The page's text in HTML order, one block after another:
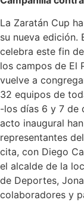
La Zaratán Cup
su nueva
celebra este fin
los campos de El
vuelve a
32 equipos de
-los días 6 y 7 de
acto inaugural
representantes
cita, con Diego
el alcalde de la
de Deportes,
colaboradores y